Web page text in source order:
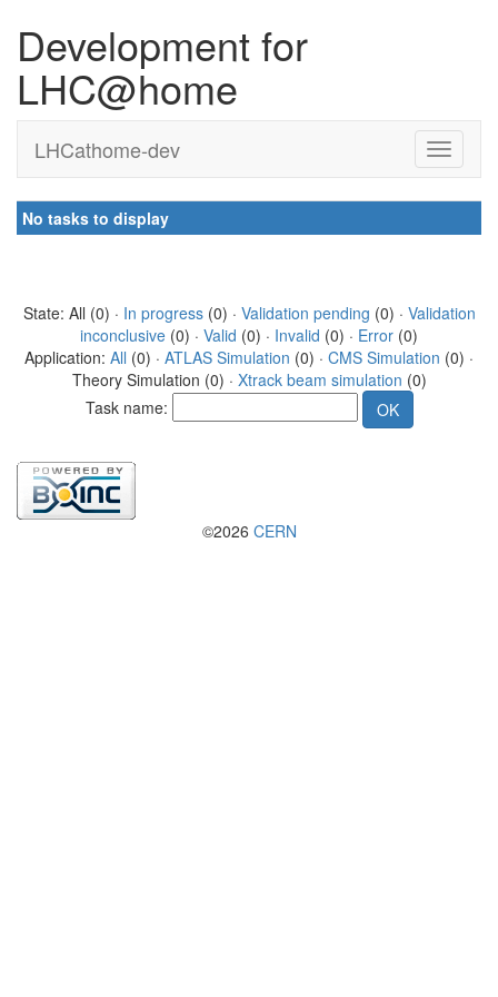
Development for
LHC@home
LHCathome-dev
No tasks to display
State: All (0) · In progress(0) · Validation pending (0) · Validation
inconclusive (0) · Valid (0) · Invalid (0) · Error (0)
Application: All (0) · ATLAS Simulation (0) · CMS Simulation (0) ·
Theory Simulation (0) · Xtrack beam simulation (0)
Task name:
©2026 CERN